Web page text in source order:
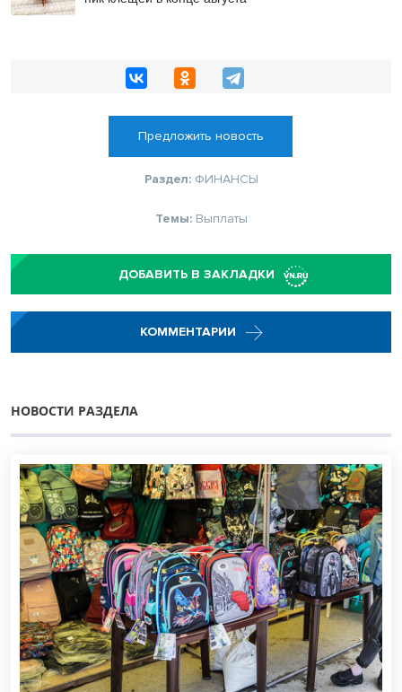
Предложить новость
Раздел: ФИНАНСЫ
Темы: Выплаты
ДОБАВИТЬ В ЗАКЛАДКИ
КОММЕНТАРИИ
НОВОСТИ РАЗДЕЛА